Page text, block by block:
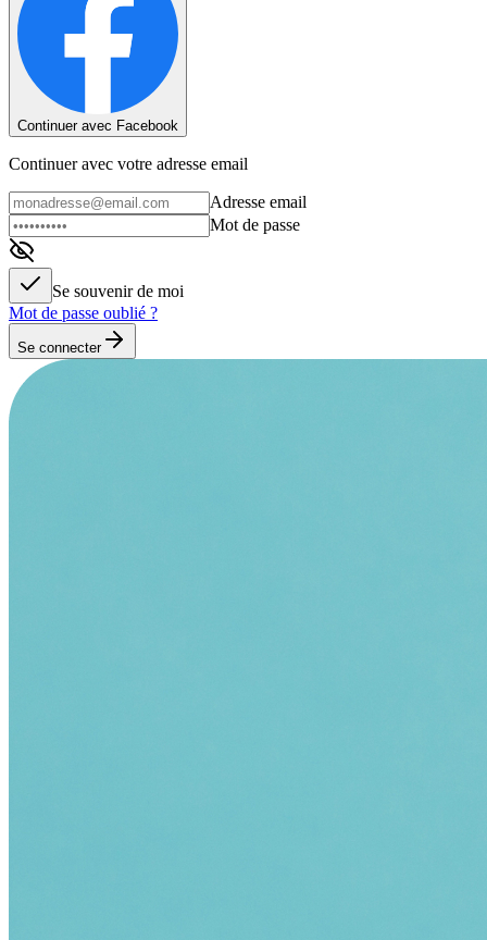
Continuer avec Facebook
Continuer avec votre adresse email
Adresse email
Mot de passe
Se souvenir de moi
Mot de passe oublié ?
Se connecter